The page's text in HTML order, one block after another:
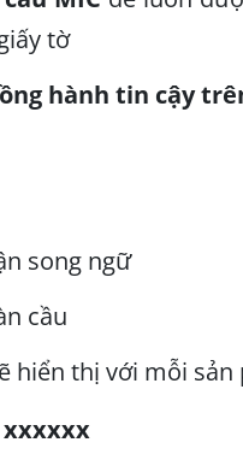
tờ
hành tin cậy
song ngữ
cầu
hiển thị với mỗi
xxxxxx